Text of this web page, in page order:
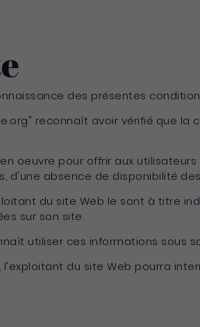
des présentes
reconnaît avoir vérifié que
oeuvre pour offrir aux
d'une absence de disponibilité
du site Web le sont à titre
sur son site.
utiliser ces informations sous
du site Web pourra